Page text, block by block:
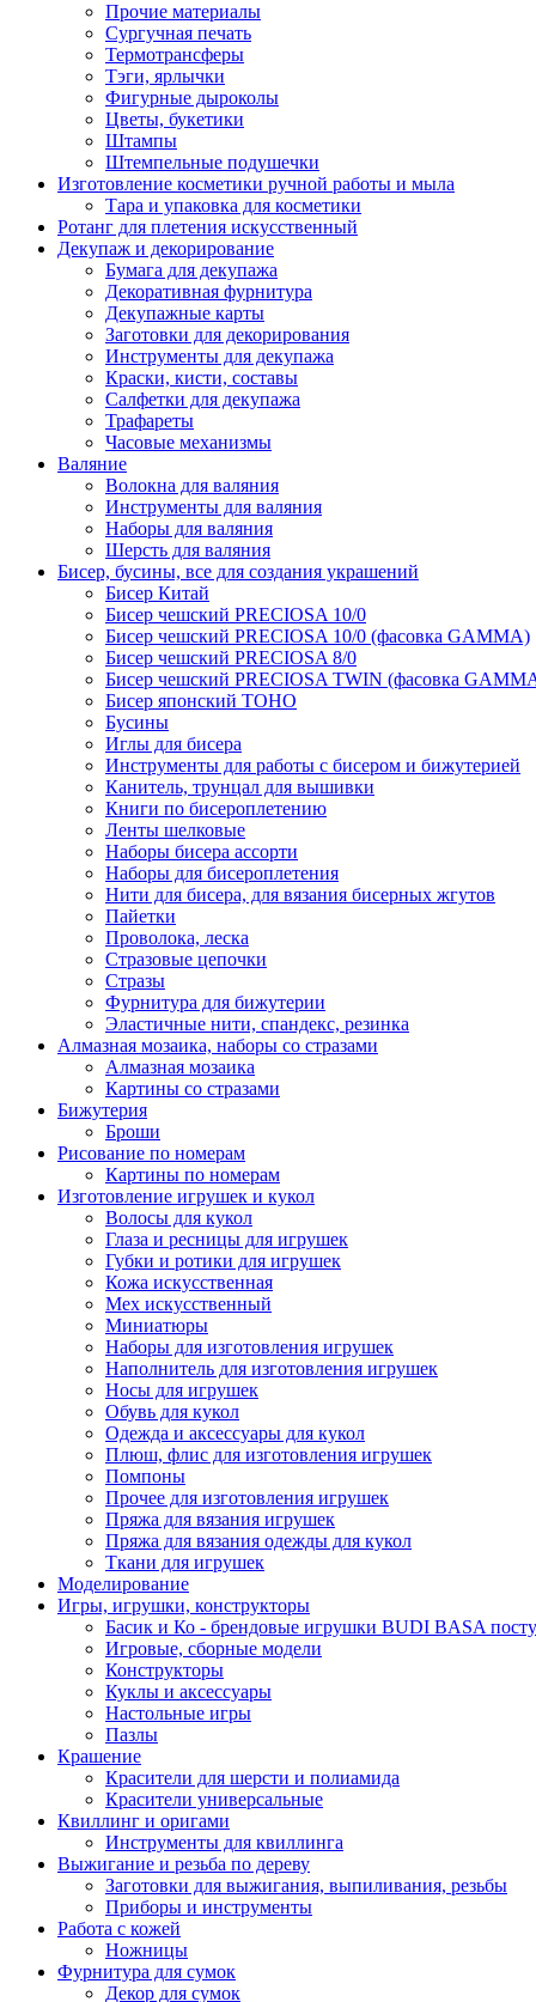
Прочие материалы
Сургучная печать
Термотрансферы
Тэги, ярлычки
Фигурные дыроколы
Цветы, букетики
Штампы
Штемпельные подушечки
Изготовление косметики ручной работы и мыла
Тара и упаковка для косметики
Ротанг для плетения искусственный
Декупаж и декорирование
Бумага для декупажа
Декоративная фурнитура
Декупажные карты
Заготовки для декорирования
Инструменты для декупажа
Краски, кисти, составы
Салфетки для декупажа
Трафареты
Часовые механизмы
Валяние
Волокна для валяния
Инструменты для валяния
Наборы для валяния
Шерсть для валяния
Бисер, бусины, все для создания украшений
Бисер Китай
Бисер чешский PRECIOSA 10/0
Бисер чешский PRECIOSA 10/0 (фасовка GAMMA)
Бисер чешский PRECIOSA 8/0
Бисер чешский PRECIOSA TWIN (фасовка
Бисер японский TOHO
Бусины
Иглы для бисера
Инструменты для работы с бисером и бижутерией
Канитель, трунцал для вышивки
Книги по бисероплетению
Ленты шелковые
Наборы бисера ассорти
Наборы для бисероплетения
Нити для бисера, для вязания бисерных жгутов
Пайетки
Проволока, леска
Стразовые цепочки
Стразы
Фурнитура для бижутерии
Эластичные нити, спандекс, резинка
Алмазная мозаика, наборы со стразами
Алмазная мозаика
Картины co стразами
Бижутерия
Броши
Рисование по номерам
Картины по номерам
Изготовление игрушек и кукол
Волосы для кукол
Глаза и ресницы для игрушек
Губки и ротики для игрушек
Кожа искусственная
Мех искусственный
Миниатюры
Наборы для изготовления игрушек
Наполнитель для изготовления игрушек
Носы для игрушек
Обувь для кукол
Одежда и аксессуары для кукол
Плюш, флис для изготовления игрушек
Помпоны
Прочее для изготовления игрушек
Пряжа для вязания игрушек
Пряжа для вязания одежды для кукол
Ткани для игрушек
Моделирование
Игры, игрушки, конструкторы
Басик и Ко - брендовые игрушки BUDI BASA
Игровые, сборные модели
Конструкторы
Куклы и аксессуары
Настольные игры
Пазлы
Крашение
Красители для шерсти и полиамида
Красители универсальные
Квиллинг и оригами
Инструменты для квиллинга
Выжигание и резьба по дереву
Заготовки для выжигания, выпиливания, резьбы
Приборы и инструменты
Работа с кожей
Ножницы
Фурнитура для сумок
Декор для сумок